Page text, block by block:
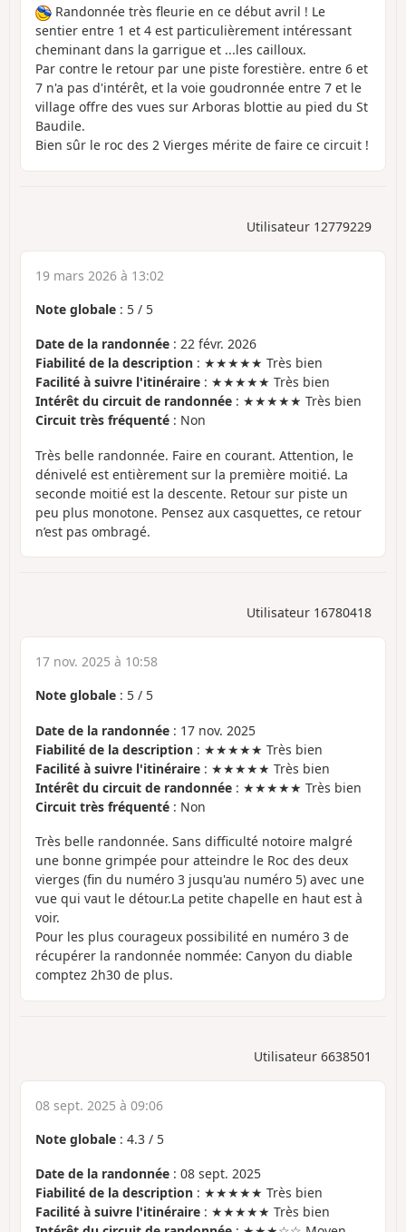
Randonnée très fleurie en ce début avril ! Le
sentier entre 1 et 4 est particulièrement intéressant
cheminant dans la garrigue et ...les cailloux.
Par contre le retour par une piste forestière. entre 6 et
7 n'a pas d'intérêt, et la voie goudronnée entre 7 et le
village offre des vues sur Arboras blottie au pied du St
Baudile.
Bien sûr le roc des 2 Vierges mérite de faire ce circuit !
Utilisateur 12779229
19 mars 2026 à 13:02
Note globale : 5 / 5
Date de la randonnée : 22 févr. 2026
Fiabilité de la description : ★★★★★ Très bien
Facilité à suivre l'itinéraire : ★★★★★ Très bien
Intérêt du circuit de randonnée : ★★★★★ Très bien
Circuit très fréquenté : Non
Très belle randonnée. Faire en courant. Attention, le
dénivelé est entièrement sur la première moitié. La
seconde moitié est la descente. Retour sur piste un
peu plus monotone. Pensez aux casquettes, ce retour
n’est pas ombragé.
Utilisateur 16780418
17 nov. 2025 à 10:58
Note globale : 5 / 5
Date de la randonnée : 17 nov. 2025
Fiabilité de la description : ★★★★★ Très bien
Facilité à suivre l'itinéraire : ★★★★★ Très bien
Intérêt du circuit de randonnée : ★★★★★ Très bien
Circuit très fréquenté : Non
Très belle randonnée. Sans difficulté notoire malgré
une bonne grimpée pour atteindre le Roc des deux
vierges (fin du numéro 3 jusqu'au numéro 5) avec une
vue qui vaut le détour.La petite chapelle en haut est à
voir.
Pour les plus courageux possibilité en numéro 3 de
récupérer la randonnée nommée: Canyon du diable
comptez 2h30 de plus.
Utilisateur 6638501
08 sept. 2025 à 09:06
Note globale : 4.3 / 5
Date de la randonnée : 08 sept. 2025
Fiabilité de la description : ★★★★★ Très bien
Facilité à suivre l'itinéraire : ★★★★★ Très bien